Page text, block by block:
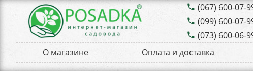
phone (067) 600-07-
phone (099) 600-07-
phone (073) 600-06-
О магазине Оплата и доставка